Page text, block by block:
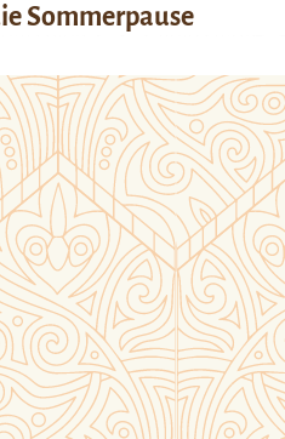
Sommerpause